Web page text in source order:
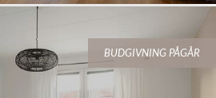
BUDGIVNING PÅGÅR